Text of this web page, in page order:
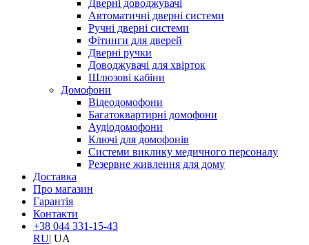
Дверні доводжувачі
Автоматичні дверні системи
Ручні дверні системи
Фітинги для дверей
Дверні ручки
Доводжувачі для хвірток
Шлюзові кабіни
Домофони
Відеодомофони
Багатоквартирні домофони
Аудіодомофони
Ключі для домофонів
Системи виклику медичного персоналу
Резервне живлення для дому
Доставка
Про магазин
Гарантія
Контакти
+38 044 331-15-43
RU| UA